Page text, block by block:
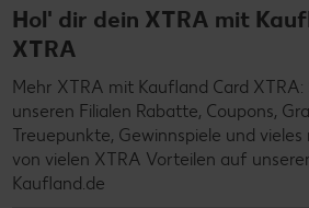
Hol' dir dein XTRA mit
XTRA
Mehr XTRA mit Kaufland Card XTRA:
unseren Filialen Rabatte, Coupons,
Treuepunkte, Gewinnspiele und
von vielen XTRA Vorteilen auf
Kaufland.de